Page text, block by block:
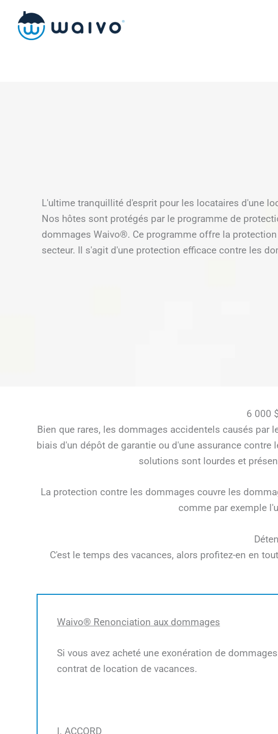
content
L'ultime tranquillité d'esprit pour les locataires d'une
Nos hôtes sont protégés par le programme de
dommages Waivo®. Ce programme offre la
secteur. Il s'agit d'une protection efficace contre les
6 000
Bien que rares, les dommages accidentels causés
biais d'un dépôt de garantie ou d'une assurance
solutions sont lourdes et
La protection contre les dommages couvre les
comme par exemple
C'est le temps des vacances, alors profitez-en en
Waivo® Renonciation aux dommages
Si vous avez acheté une exonération de
contrat de location de vacances.
I. ACCORD